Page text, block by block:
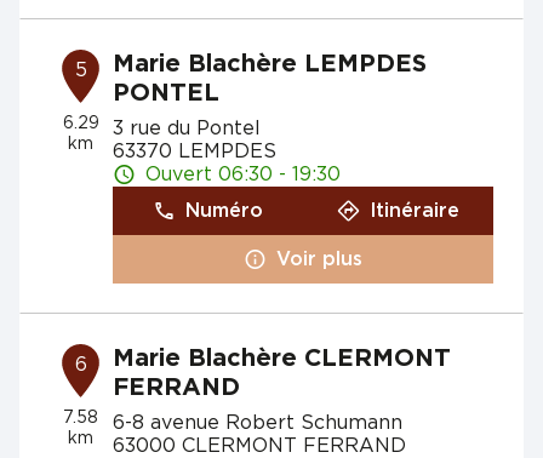
5
6.29
km
Marie Blachère LEMPDES
PONTEL
3 rue du Pontel
63370 LEMPDES
Ouvert 06:30 - 19:30
Numéro
Itinéraire
Voir plus
6
7.58
km
Marie Blachère CLERMONT
FERRAND
6-8 avenue Robert Schumann
63000 CLERMONT FERRAND